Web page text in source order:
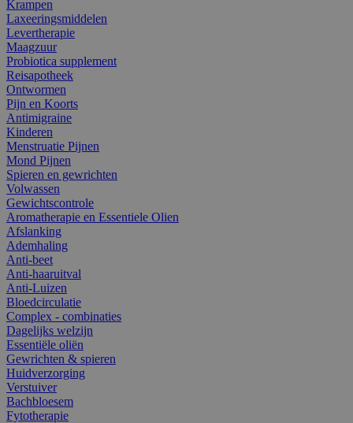
Krampen
Laxeeringsmiddelen
Levertherapie
Maagzuur
Probiotica supplement
Reisapotheek
Ontwormen
Pijn en Koorts
Antimigraine
Kinderen
Menstruatie Pijnen
Mond Pijnen
Spieren en gewrichten
Volwassen
Gewichtscontrole
Aromatherapie en Essentiele Olien
Afslanking
Ademhaling
Anti-beet
Anti-haaruitval
Anti-Luizen
Bloedcirculatie
Complex - combinaties
Dagelijks welzijn
Essentiële oliën
Gewrichten & spieren
Huidverzorging
Verstuiver
Bachbloesem
Fytotherapie